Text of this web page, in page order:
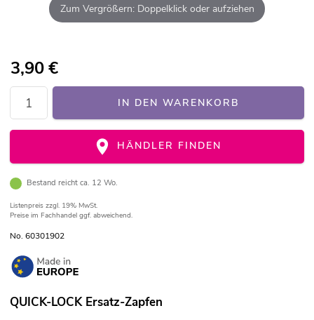
Zum Vergrößern: Doppelklick oder aufziehen
3,90€
IN DEN WARENKORB
HÄNDLER FINDEN
Bestand reicht ca. 12 Wo.
Listenpreis zzgl. 19% MwSt.
Preise im Fachhandel ggf. abweichend.
No. 60301902
QUICK-LOCK Ersatz-Zapfen